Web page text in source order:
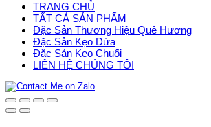
TRANG CHỦ
TẤT CẢ SẢN PHẨM
Đặc Sản Thương Hiệu Quê Hương
Đặc Sản Kẹo Dừa
Đặc Sản Kẹo Chuối
LIÊN HỆ CHÚNG TÔI